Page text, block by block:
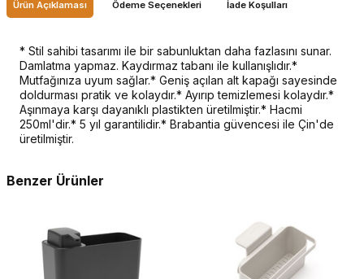
Ürün Açıklaması Ödeme Seçenekleri İade Koşulları
* Stil sahibi tasarımı ile bir sabunluktan daha fazlasını sunar.
Damlatma yapmaz. Kaydırmaz tabanı ile kullanışlıdır.*
Mutfağınıza uyum sağlar.* Geniş açılan alt kapağı sayesinde
doldurması pratik ve kolaydır.* Ayırıp temizlemesi kolaydır.*
Aşınmaya karşı dayanıklı plastikten üretilmiştir.* Hacmi
250ml'dir.* 5 yıl garantilidir.* Brabantia güvencesi ile Çin'de
üretilmiştir.
Benzer Ürünler